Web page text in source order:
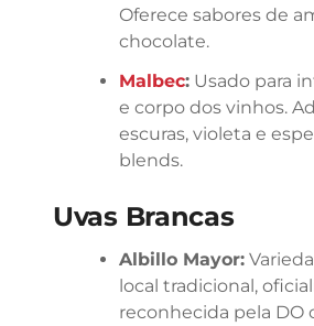
Oferece sabores de
chocolate.
Malbec: Usado para
e corpo dos vinhos.
escuras, violeta e
blends.
Uvas Brancas
Albillo Mayor:
local tradicional,
reconhecida pela DO